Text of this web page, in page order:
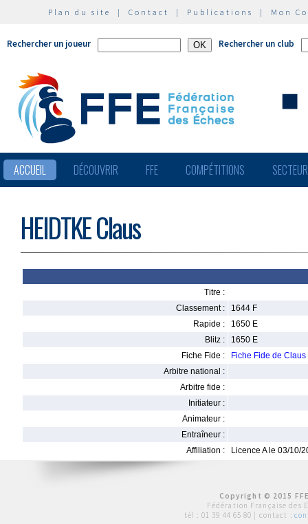
Plan du site | Contact | Publications | Mon
Rechercher un joueur Rechercher un club
ACCUEIL DÉCOUVRIR FFE COMPÉTITIONS
HEIDTKE Claus
Titre :
Classement :
1644 F
Rapide :
1650 E
Blitz :
1650 E
Fiche Fide :
Fiche Fide de Claus
Arbitre national :
Arbitre fide :
Initiateur :
Animateur :
Entraîneur :
Affiliation :
Licence A le 03/10/
Copyright © 2015
Fédération Française des
tél : 01 39 44 65 80 | contact :